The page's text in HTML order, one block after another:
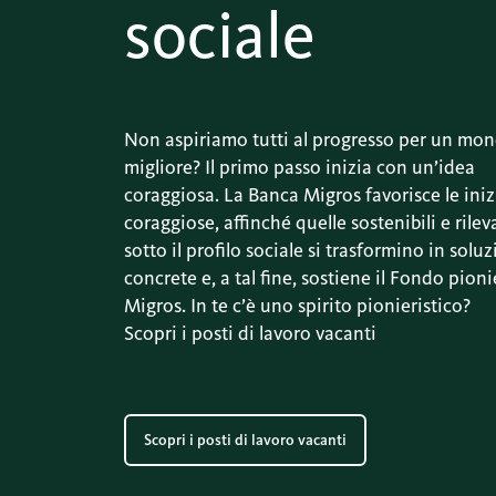
sociale
Non aspiriamo tutti al progresso per un
migliore? Il primo passo inizia con un’idea
coraggiosa. La Banca Migros favorisce le
coraggiose, affinché quelle sostenibili e
sotto il profilo sociale si trasformino in
concrete e, a tal fine, sostiene il Fondo
Migros. In te c’è uno spirito pionieristico?
Scopri i posti di lavoro vacanti
Scopri i posti di lavoro vacanti